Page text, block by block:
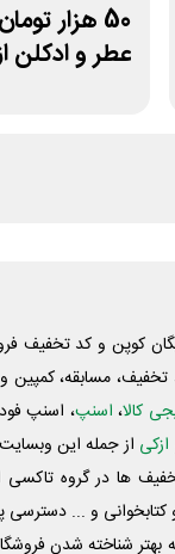
50 هزار
عطر و ادکلن
کوپن و کد تخفیف
مسابقه، کمپین
کالا، اسنپ، اسنپ
ازکی از جمله این
ها در گروه تاکسی
و ... دسترسی
بهتر شناخته شدن